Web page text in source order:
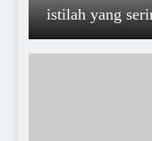
istilah yang